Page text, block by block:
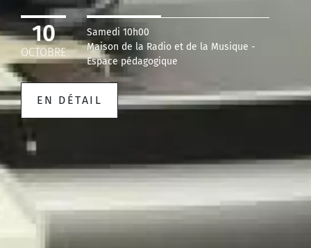
10
OCTOBRE
Samedi 10h00
Maison de la Radio et de la Musique -
Espace pédagogique
EN DÉTAIL